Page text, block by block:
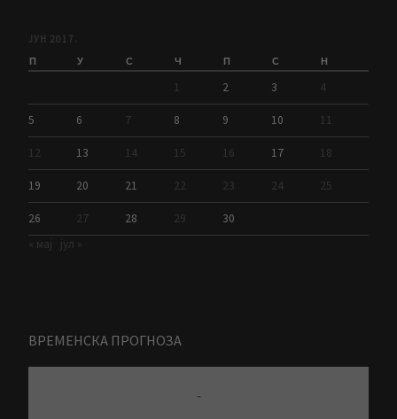
ЈУН 2017.
П У С Ч П С Н
1 2 3 4
5 6 7 8 9 10 11
12 13 14 15 16 17 18
19 20 21 22 23 24 25
26 27 28 29
30
« мај
јул »
ВРЕМЕНСКА ПРОГНОЗА
-